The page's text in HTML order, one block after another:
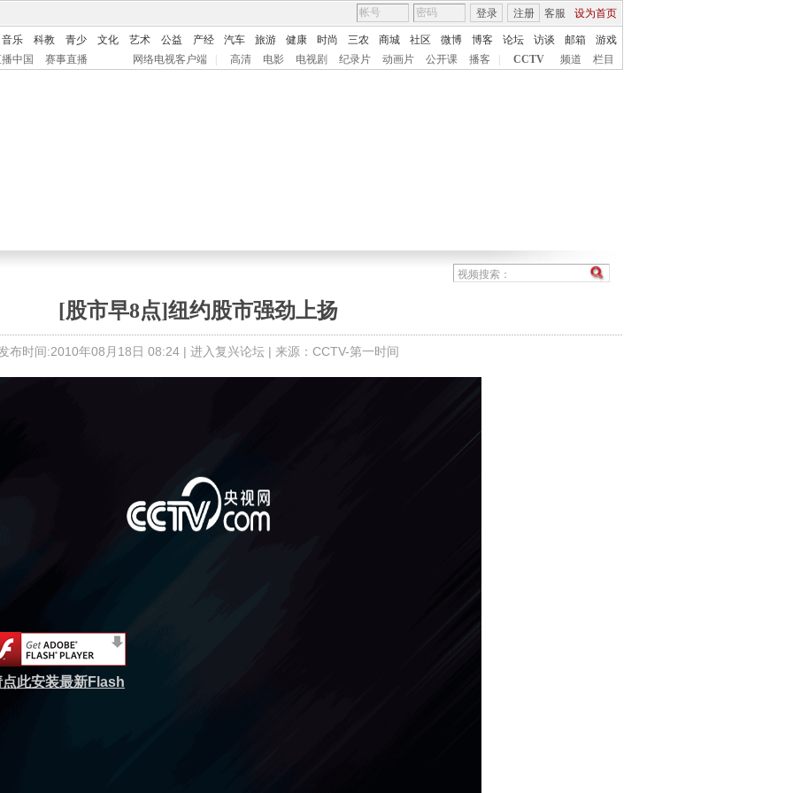
客服 设为首页
登录 注册
音乐 科教 青少 文化 艺术 公益 产经 汽车 旅游 健康 时尚 三农 商城 社区 微博 博客 论坛 访谈 邮箱
游戏
中国
赛事直播 网络电视客户端 高清 电影 电视剧 纪录片 动画片 公开课 播客 CCTV 频道 栏目
[股市早8点]纽约股市强劲上扬
布时间:2010年08月18日 08:24 | 进入复兴论坛 | 来源：CCTV-第一时间
点此安装最新Flash